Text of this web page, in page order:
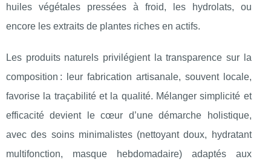
huiles végétales pressées à froid, les hydrolats, ou
encore les extraits de plantes riches en actifs.
Les produits naturels privilégient la transparence sur la
composition : leur fabrication artisanale, souvent locale,
favorise la traçabilité et la qualité. Mélanger simplicité et
efficacité devient le cœur d’une démarche holistique,
avec des soins minimalistes (nettoyant doux, hydratant
multifonction, masque hebdomadaire) adaptés aux